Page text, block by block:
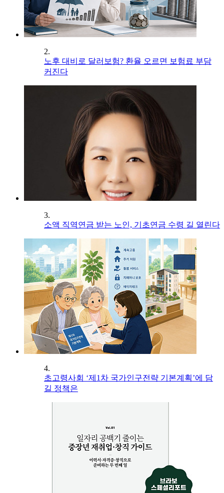
2.
노후 대비로 달러보험? 환율 오르면 보험료 부담
커진다
3.
소액 직역연금 받는 노인, 기초연금 수령 길 열린다
4.
초고령사회 ‘제1차 국가인구전략 기본계획’에 담
길 정책은